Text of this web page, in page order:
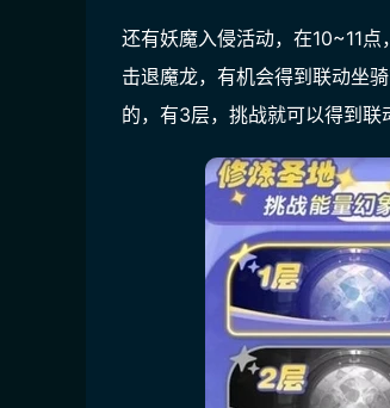
还有妖魔入侵活动，在10~11
击退魔龙，有机会得到联动坐
的，有3层，挑战就可以得到联